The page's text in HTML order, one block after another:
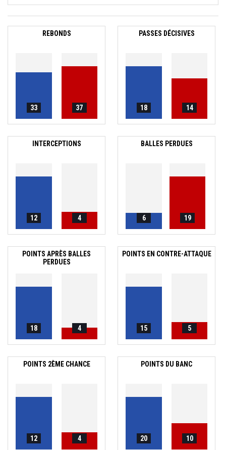
REBONDS
33 37
PASSES DÉCISIVES
18 14
INTERCEPTIONS
12 4
BALLES PERDUES
6 19
POINTS APRÈS BALLES
PERDUES
18 4
POINTS EN CONTRE-ATTAQUE
15 5
POINTS 2ÈME CHANCE
12 4
POINTS DU BANC
20 10